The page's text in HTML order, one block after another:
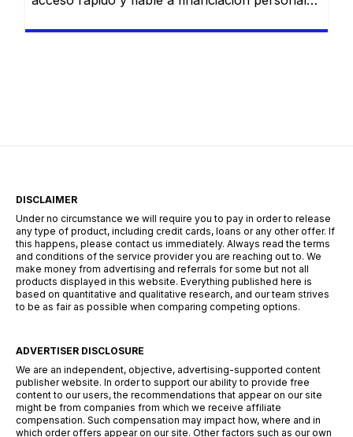
español: Dineti, BBVA Préstamo Personal,
DISCLAIMER
Under no circumstance we will require you to pay in order to release
any type of product, including credit cards, loans or any other offer. If
this happens, please contact us immediately. Always read the terms
and conditions of the service provider you are reaching out to. We
make money from advertising and referrals for some but not all
products displayed in this website. Everything published here is
based on quantitative and qualitative research, and our team strives
to be as fair as possible when comparing competing options.
ADVERTISER DISCLOSURE
We are an independent, objective, advertising-supported content
publisher website. In order to support our ability to provide free
content to our users, the recommendations that appear on our site
might be from companies from which we receive affiliate
compensation. Such compensation may impact how, where and in
which order offers appear on our site. Other factors such as our own